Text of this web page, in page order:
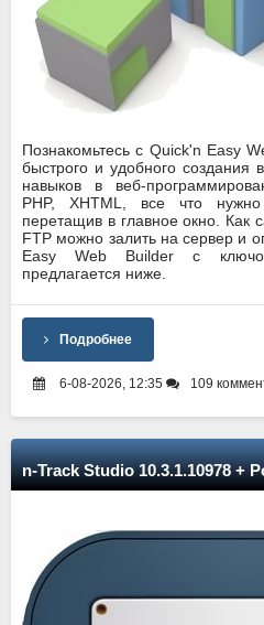
Познакомьтесь с Quick'n Easy
быстрого и удобного создания
навыков в веб-
PHP, XHTML, все что
перетащив в главное окно. Как
FTP можно залить на сервер и
Easy Web Builder с
предлагается ниже.
Подробнее
6-08-2026, 12:35 109
n-Track Studio 10.3.1.10978 +